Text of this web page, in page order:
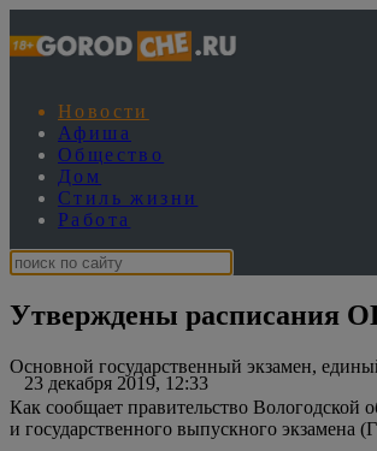
Новости
Афиша
Общество
Дом
Стиль жизни
Работа
Утверждены расписания
23 декабря 2019, 12:33
Основной государственный экзамен,
Как сообщает правительство Вологодской
и государственного выпускного экзамена